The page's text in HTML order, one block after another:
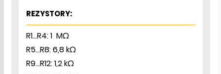
REZYSTORY:
R1...R4: 1 MΩ
R5...R8: 6,8 kΩ
R9...R12: 1,2 kΩ